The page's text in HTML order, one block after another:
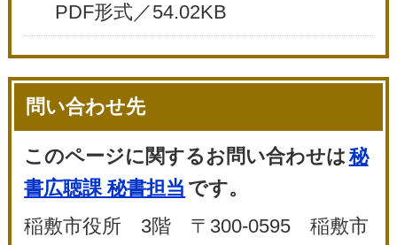
PDF形式／54.02KB
問い合わせ先
このページに関するお問い合わせは 秘
書広聴課 秘書担当 です。
稲敷市役所 3階 〒300-0595 稲敷市